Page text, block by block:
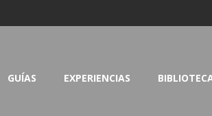
GUÍAS EXPERIENCIAS